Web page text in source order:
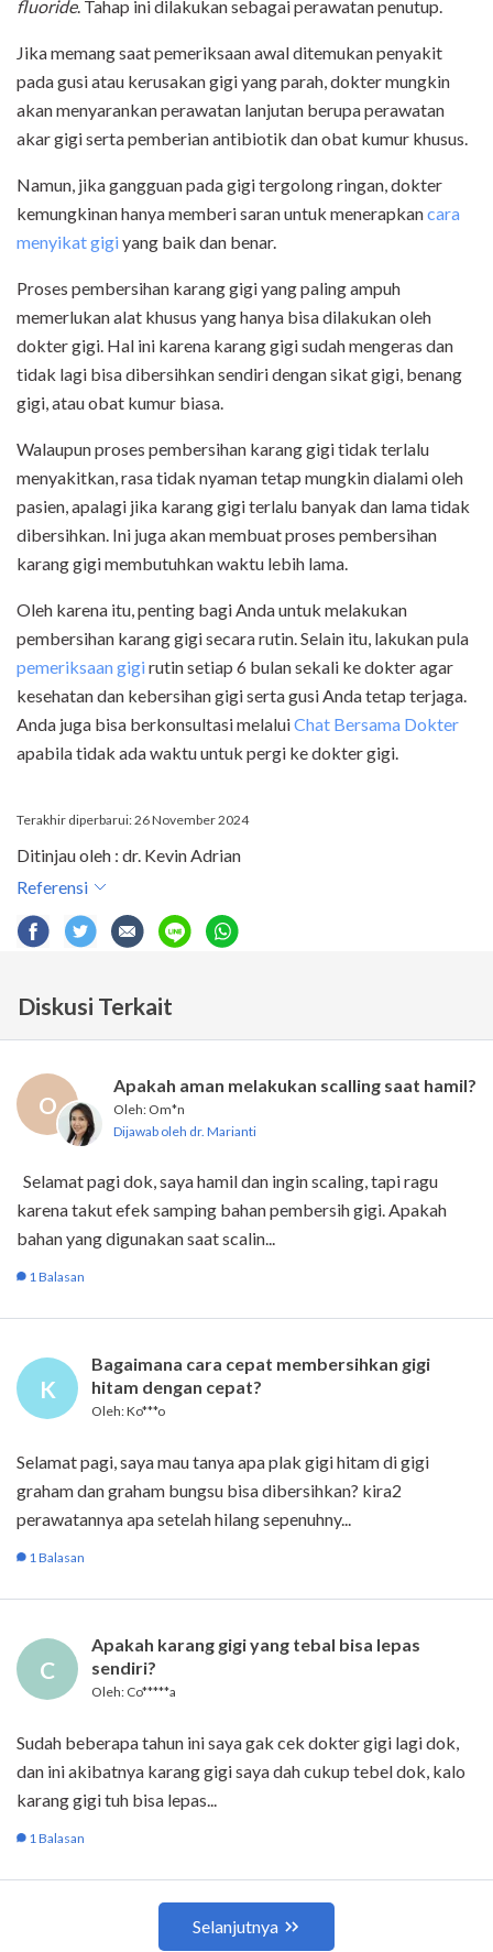
fluoride. Tahap ini dilakukan sebagai perawatan penutup.
Jika memang saat pemeriksaan awal ditemukan penyakit
pada gusi atau kerusakan gigi yang parah, dokter mungkin
akan menyarankan perawatan lanjutan berupa perawatan
akar gigi serta pemberian antibiotik dan obat kumur khusus.
Namun, jika gangguan pada gigi tergolong ringan, dokter
kemungkinan hanya memberi saran untuk menerapkancara
menyikat gigiyang baik dan benar.
Proses pembersihan karang gigi yang paling ampuh
memerlukan alat khusus yang hanya bisa dilakukan oleh
dokter gigi. Hal ini karena karang gigi sudah mengeras dan
tidak lagi bisa dibersihkan sendiri dengan sikat gigi, benang
gigi, atau obat kumur biasa.
Walaupun proses pembersihan karang gigi tidak terlalu
menyakitkan, rasa tidak nyaman tetap mungkin dialami oleh
pasien, apalagi jika karang gigi terlalu banyak dan lama tidak
dibersihkan. Ini juga akan membuat proses pembersihan
karang gigi membutuhkan waktu lebih lama.
Oleh karena itu, penting bagi Anda untuk melakukan
pembersihan karang gigi secara rutin. Selain itu, lakukan pula
pemeriksaan gigirutin setiap 6 bulan sekali ke dokter agar
kesehatan dan kebersihan gigi serta gusi Anda tetap terjaga.
Anda juga bisa berkonsultasi melaluiChat Bersama Dokter
apabila tidak ada waktu untuk pergi ke dokter gigi.
Terakhir diperbarui: 26 November 2024